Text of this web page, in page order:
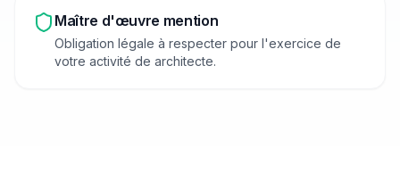
Maître d'œuvre mention
Obligation légale à respecter pour l'exercice de
votre activité de architecte.